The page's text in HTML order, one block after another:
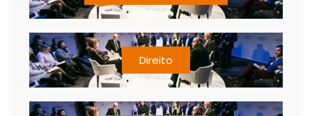
Direito